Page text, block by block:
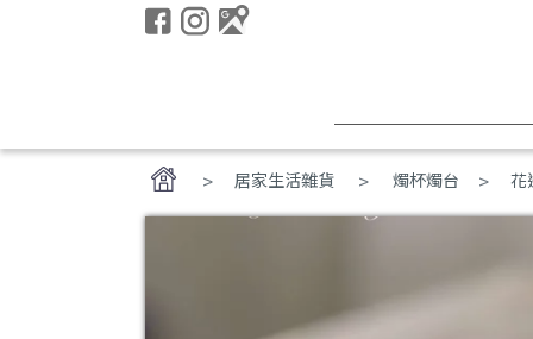
居家生活雜貨 > 燭杯燭台 花